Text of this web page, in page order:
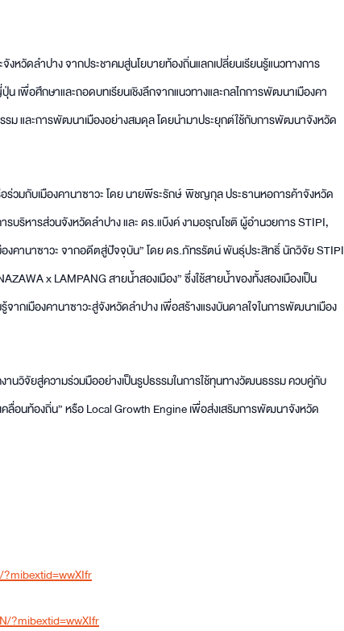
หวัดลำปาง จากประชาคมสู่นโยบายท้องถิ่นแลกเปลี่ยนเรียนรู้แนวทางการ
เพื่อศึกษาและถอดบทเรียนเชิงลึกจากแนวทางและกลไกการพัฒนาเมืองคา
รม และการพัฒนาเมืองอย่างสมดุล โดยนำมาประยุกต์ใช้กับการพัฒนาจังหวัด
ร่วมกับเมืองคานาซาวะ โดย นายพีระรักษ์ พิชญกุล ประธานหอการค้าจังหวัด
ริหารส่วนจังหวัดลำปาง และ ดร.แบ๊งค์ งามอรุณโชติ ผู้อำนวยการ STIPI,
งคานาซาวะ จากอดีตสู่ปัจจุบัน” โดย ดร.ภัทรรัตน์ พันธุ์ประสิทธิ์ นักวิจัย STIPI
x LAMPANG สายน้ำสองเมือง” ซึ่งใช้สายน้ำของทั้งสองเมืองเป็น
กเมืองคานาซาวะสู่จังหวัดลำปาง เพื่อสร้างแรงบันดาลใจในการพัฒนาเมือง
นวิจัยสู่ความร่วมมืออย่างเป็นรูปธรรมในการใช้ทุนทางวัฒนธรรม ควบคู่กับ
คลื่อนท้องถิ่น” หรือ Local Growth Engine เพื่อส่งเสริมการพัฒนาจังหวัด
?mibextid=wwXIfr